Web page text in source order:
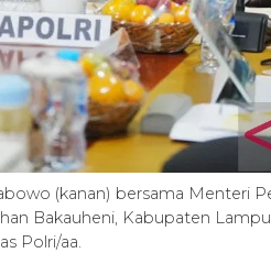
(kanan) bersama Menteri
Bakauheni, Kabupaten
Polri/aa.